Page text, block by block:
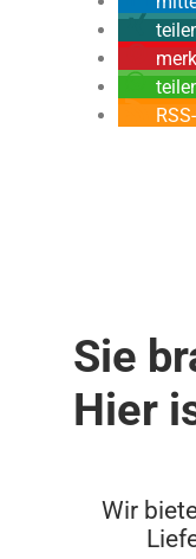
Sie
Hier
Wir